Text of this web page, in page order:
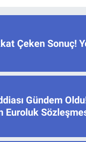
Çeken Sonuç!
Gündem
Euroluk